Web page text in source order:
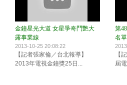
金鐘星光大道 女星爭奇鬥艷大
露事業線
2013-10-25 20:08:22
【記者張家倫／台北報導】
2013年電視金鐘獎25日...
第
名單
【
屆